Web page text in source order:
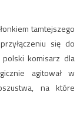
tamtejszego
się do
komisarz dla
agitował w
na które